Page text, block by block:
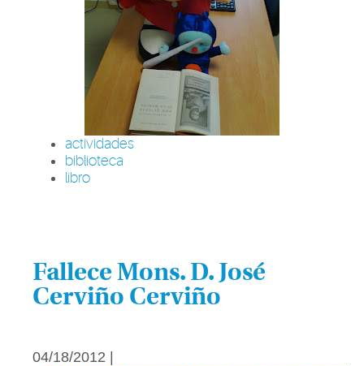
actividades
biblioteca
libro
Fallece Mons. D. José
Cerviño Cerviño
04/18/2012 |